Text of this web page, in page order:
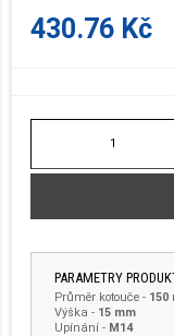
430.76 Kč
PARAMETRY
Průměr kotouče- 150
Výška - 15 mm
Upínání- M14